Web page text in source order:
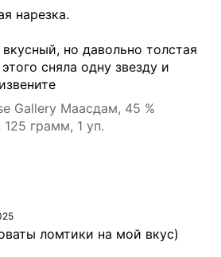
нарезка.
но давольно толстая
сняла одну звезду и
Gallery Маасдам, 45 %
грамм, 1 уп.
ломтики на мой вкус)